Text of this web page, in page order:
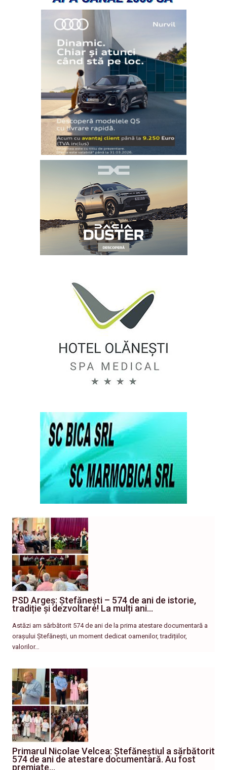
PSD Argeș: Ștefănești – 574 de ani de istorie,
tradiție și dezvoltare! La mulți ani…
Astăzi am sărbătorit 574 de ani de la prima atestare documentară a
orașului Ștefănești, un moment dedicat oamenilor, tradițiilor,
valorilor…
Primarul Nicolae Velcea: Ștefăneștiul a sărbătorit
574 de ani de atestare documentară. Au fost
premiate…